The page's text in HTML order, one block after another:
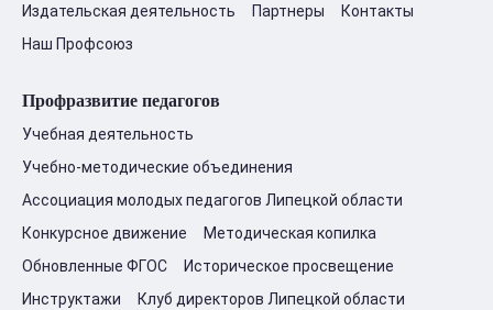
Издательская деятельность
Партнеры
Контакты
Наш Профсоюз
Профразвитие педагогов
Учебная деятельность
Учебно-методические объединения
Ассоциация молодых педагогов Липецкой области
Конкурсное движение
Методическая копилка
Обновленные ФГОС
Историческое просвещение
Инструктажи
Клуб директоров Липецкой области